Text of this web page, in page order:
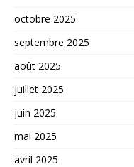
octobre 2025
septembre 2025
août 2025
juillet 2025
juin 2025
mai 2025
avril 2025